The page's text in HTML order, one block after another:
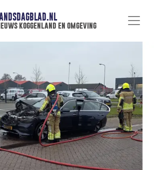
koggenland en omgeving